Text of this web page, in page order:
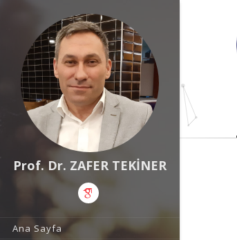
Prof. Dr. ZAFER TEKİNER
Ana Sayfa